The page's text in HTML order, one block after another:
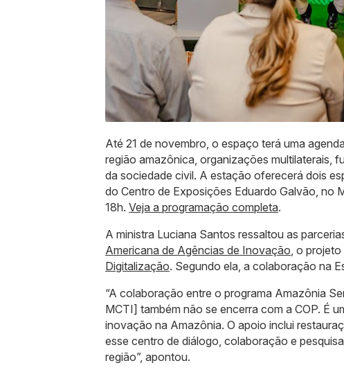
Até 21 de novembro, o espaço terá uma
região amazônica, organizações multilaterais,
da sociedade civil. A estação oferecerá dois
do Centro de Exposições Eduardo Galvão, no
18h. Veja a programação completa.
A ministra Luciana Santos ressaltou as
Americana de Agências de Inovação, o projeto
Digitalização. Segundo ela, a colaboração na
“A colaboração entre o programa Amazônia
MCTI] também não se encerra com a COP. É
inovação na Amazônia. O apoio inclui
esse centro de diálogo, colaboração e
região”, apontou.